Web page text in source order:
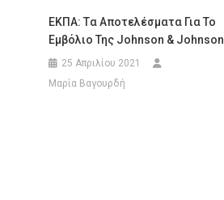
ΕΚΠΑ: Tα Αποτελέσματα Για Το
Εμβόλιο Της Johnson & Johnson
25 Απριλίου 2021
Μαρία Βαγουρδή